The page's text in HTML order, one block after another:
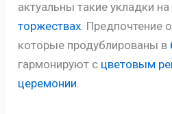
актуальны такие укладки
торжествах. Предпочтение
которые продублированы в
гармонируют с цветовым
церемонии.